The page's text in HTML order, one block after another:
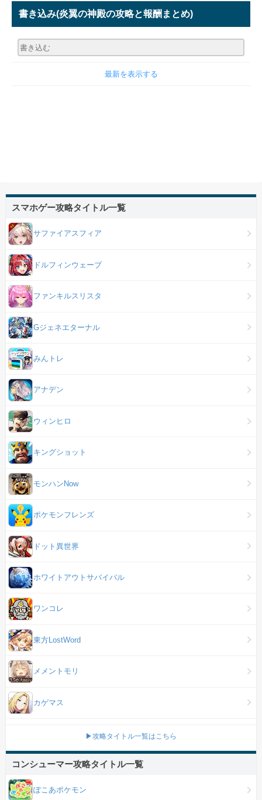
書き込み(炎翼の神殿の攻略と報酬まとめ)
最新を表示する
スマホゲー攻略タイトル一覧
サファイアスフィア
ドルフィンウェーブ
ファンキルスリスタ
Gジェネエターナル
みんトレ
アナデン
ウィンヒロ
キングショット
モンハンNow
ポケモンフレンズ
ドット異世界
ホワイトアウトサバイバル
ワンコレ
東方LostWord
メメントモリ
カゲマス
▶攻略タイトル一覧はこちら
コンシューマー攻略タイトル一覧
ぽこあポケモン